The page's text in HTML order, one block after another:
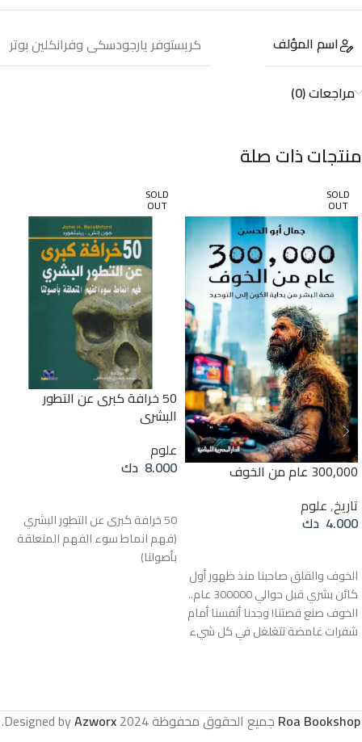
اسم المؤلف
كريستوفر يارجودسكى وفرانكلين بوتر
مراجعات (0)
منتجات ذات صلة
SOLD
OUT
300,000 عام من الخوف
تاريخ,علوم
4.000 دك
الخوف والقلق صاحبنا منذ ظهور أول
كائن بشري قبل حوالي 300000 عام..
الخوف صنع قصتنا! وجدنا أنفسنا أمام
شفرات غامضة تتغلغل في كل شيء
كائن آخر، وسعينا لكسر الشفرات
واختراع أخرى تمكننا من العيش معًا.
SOLD
OUT
50 خرافة كبرى عن التطور
البشري
علوم
8.000 دك
50 خرافة كبرى عن التطور البشري
(فهم انماط سوء الفهم المتعلقة
بأصولنا)
Roa Bookshop جميع الحقوق محفوظة2024 Designed by
Azworx
.